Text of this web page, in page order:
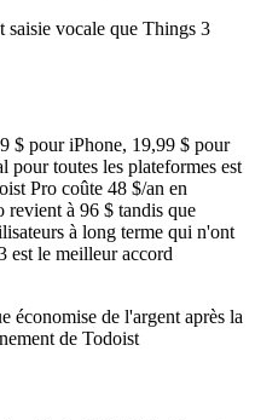
saisie vocale que Things 3
$ pour iPhone, 19,99 $ pour
toutes les plateformes est
Pro coûte 48 $/an en
revient à 96 $ tandis que
à long terme qui n'ont
est le meilleur accord
économise de l'argent après la
de Todoist